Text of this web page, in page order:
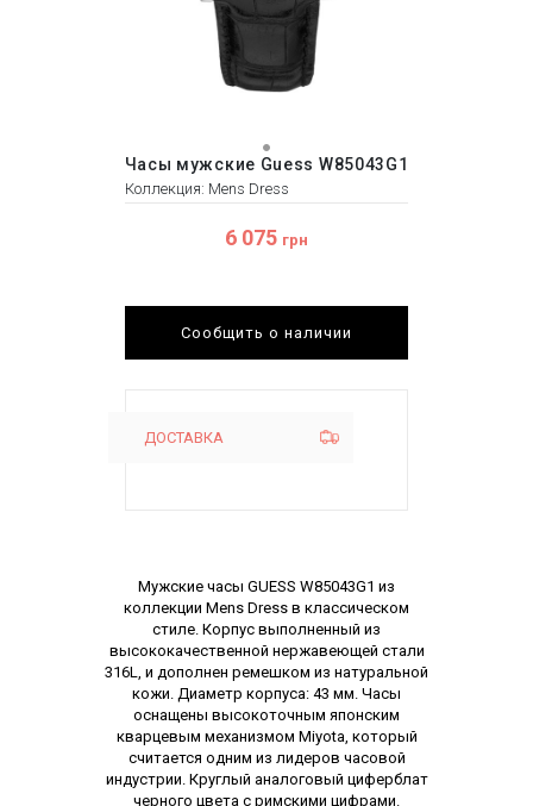
Часы мужские Guess W85043G1
Коллекция: Mens Dress
6 075 грн
Сообщить о наличии
ДОСТАВКА
Описание
Мужские часы GUESS W85043G1 из
коллекции Mens Dress в классическом
стиле. Корпус выполненный из
высококачественной нержавеющей стали
316L, и дополнен ремешком из натуральной
кожи. Диаметр корпуса: 43 мм. Часы
оснащены высокоточным японским
кварцевым механизмом Miyota, который
считается одним из лидеров часовой
индустрии. Круглый аналоговый циферблат
черного цвета с римскими цифрами.